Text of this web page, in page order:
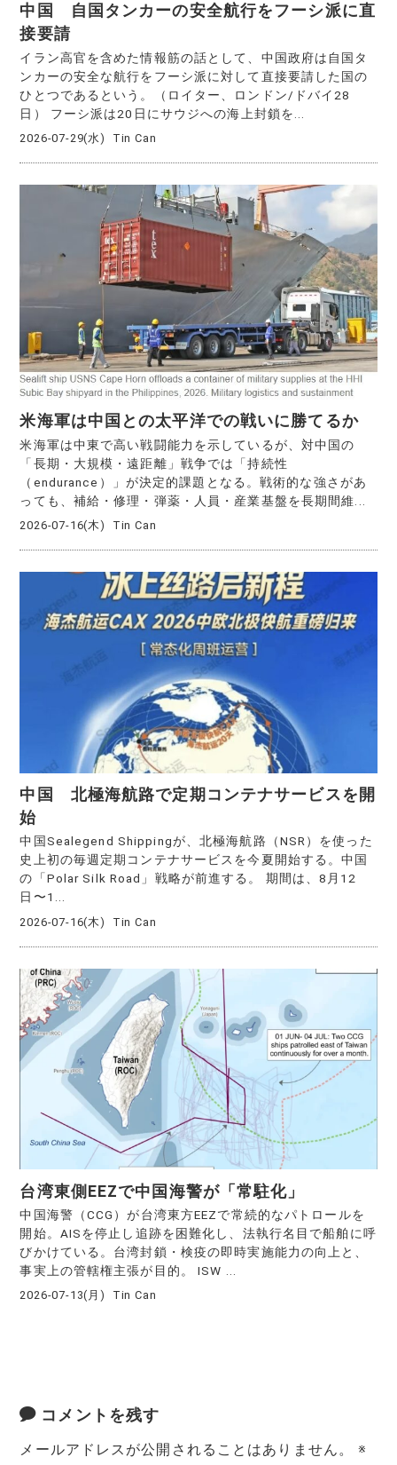
中国 自国タンカーの安全航行をフーシ派に直
接要請
イラン高官を含めた情報筋の話として、中国政府は自国タ
ンカーの安全な航行をフーシ派に対して直接要請した国の
ひとつであるという。（ロイター、ロンドン/ドバイ28
日） フーシ派は20日にサウジへの海上封鎖を...
2026-07-29(水) Tin Can
米海軍は中国との太平洋での戦いに勝てるか
米海軍は中東で高い戦闘能力を示しているが、対中国の
「長期・大規模・遠距離」戦争では「持続性
（endurance）」が決定的課題となる。戦術的な強さがあ
っても、補給・修理・弾薬・人員・産業基盤を長期間維...
2026-07-16(木) Tin Can
中国 北極海航路で定期コンテナサービスを開
始
中国Sealegend Shippingが、北極海航路（NSR）を使った
史上初の毎週定期コンテナサービスを今夏開始する。中国
の「Polar Silk Road」戦略が前進する。 期間は、8月12
日〜1...
2026-07-16(木) Tin Can
台湾東側EEZで中国海警が「常駐化」
中国海警（CCG）が台湾東方EEZで常続的なパトロールを
開始。AISを停止し追跡を困難化し、法執行名目で船舶に呼
びかけている。台湾封鎖・検疫の即時実施能力の向上と、
事実上の管轄権主張が目的。 ISW ...
2026-07-13(月) Tin Can
コメントを残す
メールアドレスが公開されることはありません。
※